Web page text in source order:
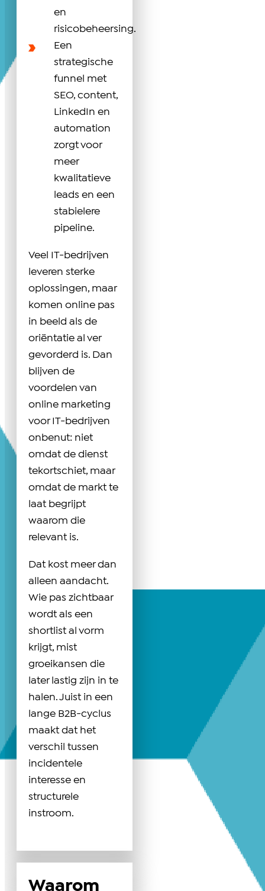
en
risicobeheersing.
Een
strategische
funnel met
SEO, content,
LinkedIn en
automation
zorgt voor
meer
kwalitatieve
leads en een
stabielere
pipeline.
Veel IT-bedrijven
leveren sterke
oplossingen, maar
komen online pas
in beeld als de
oriëntatie al ver
gevorderd is. Dan
blijven de
voordelen van
online marketing
voor IT-bedrijven
onbenut: niet
omdat de dienst
tekortschiet, maar
omdat de markt te
laat begrijpt
waarom die
relevant is.
Dat kost meer dan
alleen aandacht.
Wie pas zichtbaar
wordt als een
shortlist al vorm
krijgt, mist
groeikansen die
later lastig zijn in te
halen. Juist in een
lange B2B-cyclus
maakt dat het
verschil tussen
incidentele
interesse en
structurele
instroom.
Waarom